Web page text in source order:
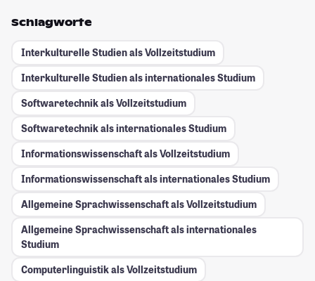
Schlagworte
Interkulturelle Studien als Vollzeitstudium
Interkulturelle Studien als internationales Studium
Softwaretechnik als Vollzeitstudium
Softwaretechnik als internationales Studium
Informationswissenschaft als Vollzeitstudium
Informationswissenschaft als internationales Studium
Allgemeine Sprachwissenschaft als Vollzeitstudium
Allgemeine Sprachwissenschaft als internationales
Studium
Computerlinguistik als Vollzeitstudium